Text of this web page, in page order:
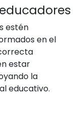
estén
en el
estar
la
educativo.